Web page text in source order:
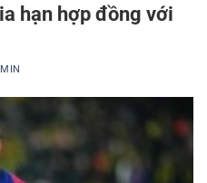
hạn hợp đồng với